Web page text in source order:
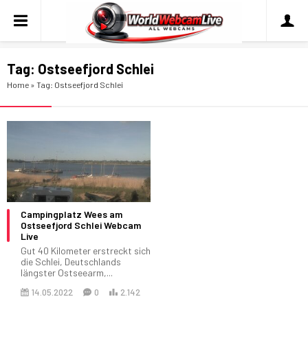
Tag: Ostseefjord Schlei
Home » Tag: Ostseefjord Schlei
Campingplatz Wees am
Ostseefjord Schlei Webcam
Live
Gut 40 Kilometer erstreckt sich
die Schlei, Deutschlands
längster Ostseearm,...
14.05.2022 0 2.142